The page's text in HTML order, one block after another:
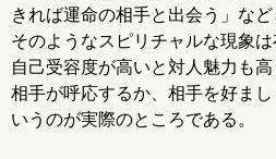
きれば運命の相手と出会う」など
そのようなスピリチャルな現象
自己受容度が高いと対人魅力も
相手が呼応するか、相手を好ま
いうのが実際のところである。